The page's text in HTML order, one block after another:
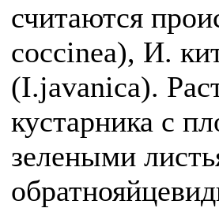
считаются
coccinea), И.
(I.javanica).
кустарника с
зелеными